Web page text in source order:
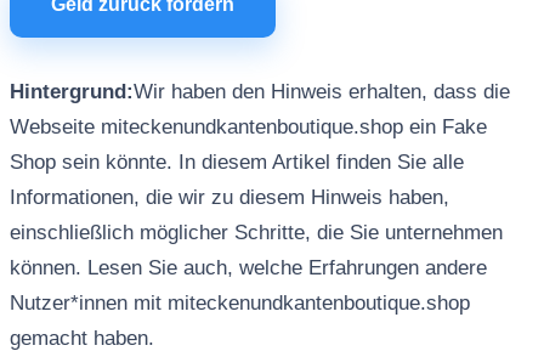
Geld zurück fordern
Hintergrund:Wir haben den Hinweis erhalten, dass die
Webseite miteckenundkantenboutique.shop ein Fake
Shop sein könnte. In diesem Artikel finden Sie alle
Informationen, die wir zu diesem Hinweis haben,
einschließlich möglicher Schritte, die Sie unternehmen
können. Lesen Sie auch, welche Erfahrungen andere
Nutzer*innen mit miteckenundkantenboutique.shop
gemacht haben.